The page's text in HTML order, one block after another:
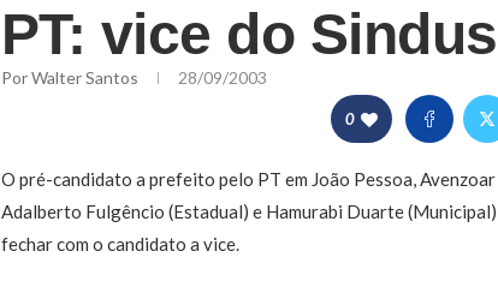
PT: vice do
PorWalter Santos 28/09/2003
0
O pré-candidato a prefeito pelo PT em João Pessoa,
Adalberto Fulgêncio (Estadual) e Hamurabi Duarte
fechar com o candidato a vice.